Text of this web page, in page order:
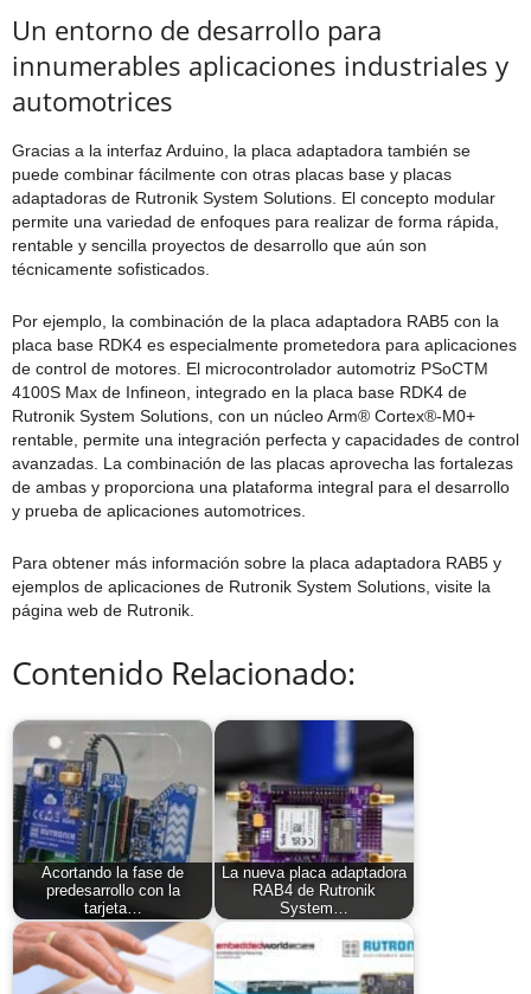
Un entorno de desarrollo para
innumerables aplicaciones industriales y
automotrices
Gracias a la interfaz Arduino, la placa adaptadora también se
puede combinar fácilmente con otras placas base y placas
adaptadoras de Rutronik System Solutions. El concepto modular
permite una variedad de enfoques para realizar de forma rápida,
rentable y sencilla proyectos de desarrollo que aún son
técnicamente sofisticados.
Por ejemplo, la combinación de la placa adaptadora RAB5 con la
placa base RDK4 es especialmente prometedora para aplicaciones
de control de motores. El microcontrolador automotriz PSoCTM
4100S Max de Infineon, integrado en la placa base RDK4 de
Rutronik System Solutions, con un núcleo Arm® Cortex®-M0+
rentable, permite una integración perfecta y capacidades de control
avanzadas. La combinación de las placas aprovecha las fortalezas
de ambas y proporciona una plataforma integral para el desarrollo
y prueba de aplicaciones automotrices.
Para obtener más información sobre la placa adaptadora RAB5 y
ejemplos de aplicaciones de Rutronik System Solutions, visite la
página web de Rutronik.
Contenido Relacionado:
Acortando la fase de
predesarrollo con la
tarjeta…
La nueva placa adaptadora
RAB4 de Rutronik
System…